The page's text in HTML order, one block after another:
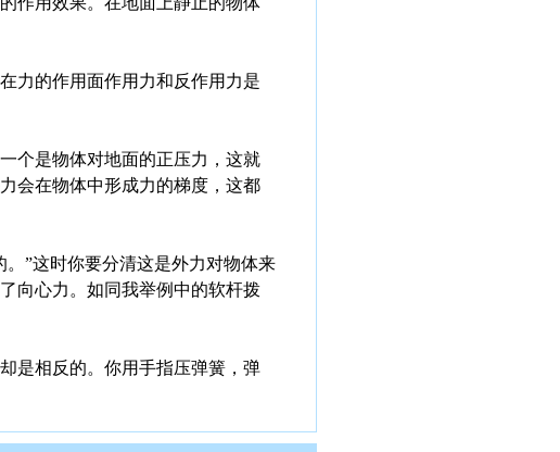
力的作用面作用力和反作用力是
个是物体对地面的正压力，这就
会在物体中形成力的梯度，这都
”这时你要分清这是外力对物体来
向心力。如同我举例中的软杆拨
是相反的。你用手指压弹簧，弹